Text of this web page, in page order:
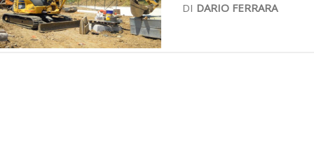
DI DARIO FERRARA